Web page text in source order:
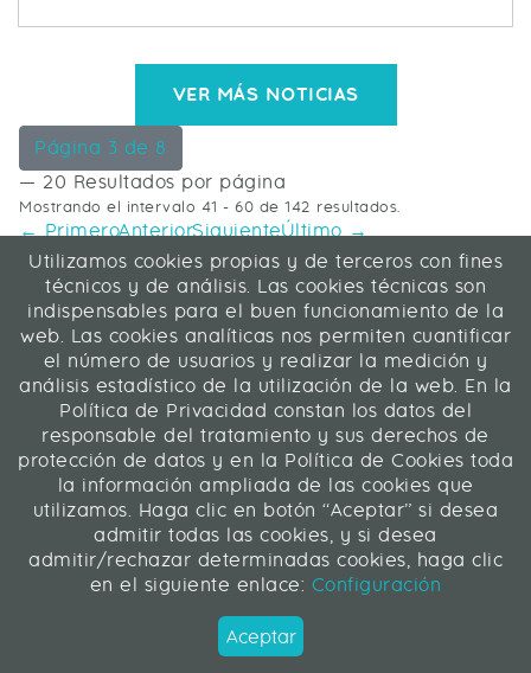
VER MÁS NOTICIAS
Página 3 de 8
— 20 Resultados por página
Mostrando el intervalo 41 - 60 de 142 resultados.
← PrimeroAnteriorSiguienteÚltimo →
ICA Informática y Comunicaciones Avanzadas SL
C/ La Rábida 27, 28039 Madrid
91 311 04 87
Contacto | Mapa web Legal
Web desarrollada en Liferay 7.4
ICA Informática y Comunicaciones Avanzadas SL
Síguenos
Utilizamos cookies propias y de terceros con fines
técnicos y de análisis. Las cookies técnicas son
indispensables para el buen funcionamiento de la
web. Las cookies analíticas nos permiten cuantificar
el número de usuarios y realizar la medición y
análisis estadístico de la utilización de la web. En la
Política de Privacidad constan los datos del
responsable del tratamiento y sus derechos de
protección de datos y en la Política de Cookies toda
la información ampliada de las cookies que
utilizamos. Haga clic en botón “Aceptar” si desea
admitir todas las cookies, y si desea
admitir/rechazar determinadas cookies, haga clic
en el siguiente enlace: Configuración
Aceptar